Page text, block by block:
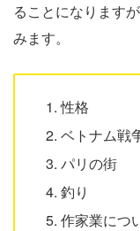
ることになります
みます。
性格
ベトナム戦
パリの街
釣り
作家業につ